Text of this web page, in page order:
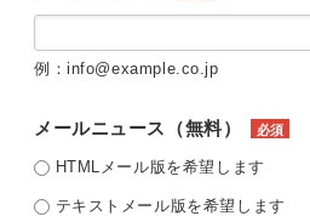
例：info@example.co.jp
メールニュース（無料） 必須
HTMLメール版を希望します
テキストメール版を希望します